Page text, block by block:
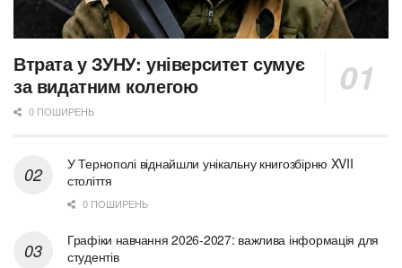
Втрата у ЗУНУ: університет сумує
за видатним колегою
0 ПОШИРЕНЬ
У Тернополі віднайшли унікальну книгозбірню XVII
століття
0 ПОШИРЕНЬ
Графіки навчання 2026-2027: важлива інформація для
студентів